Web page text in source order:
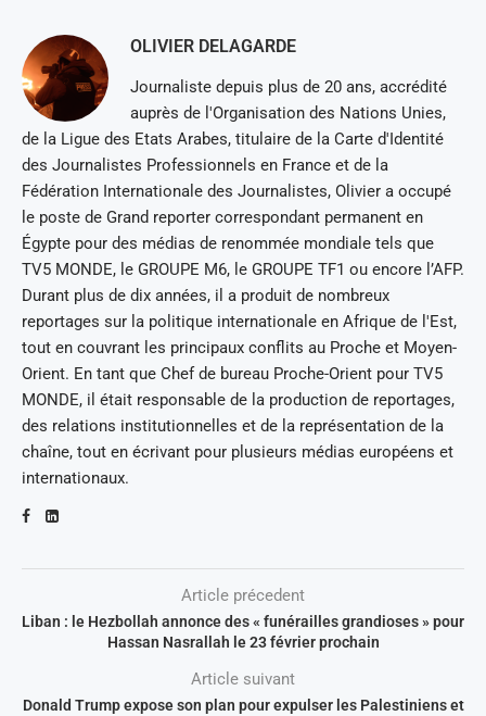
OLIVIER DELAGARDE
Journaliste depuis plus de 20 ans, accrédité
auprès de l'Organisation des Nations Unies,
de la Ligue des Etats Arabes, titulaire de la Carte d'Identité
des Journalistes Professionnels en France et de la
Fédération Internationale des Journalistes, Olivier a occupé
le poste de Grand reporter correspondant permanent en
Égypte pour des médias de renommée mondiale tels que
TV5 MONDE, le GROUPE M6, le GROUPE TF1 ou encore l’AFP.
Durant plus de dix années, il a produit de nombreux
reportages sur la politique internationale en Afrique de l'Est,
tout en couvrant les principaux conflits au Proche et Moyen-
Orient. En tant que Chef de bureau Proche-Orient pour TV5
MONDE, il était responsable de la production de reportages,
des relations institutionnelles et de la représentation de la
chaîne, tout en écrivant pour plusieurs médias européens et
internationaux.
Article précedent
Liban : le Hezbollah annonce des « funérailles grandioses » pour
Hassan Nasrallah le 23 février prochain
Article suivant
Donald Trump expose son plan pour expulser les Palestiniens et